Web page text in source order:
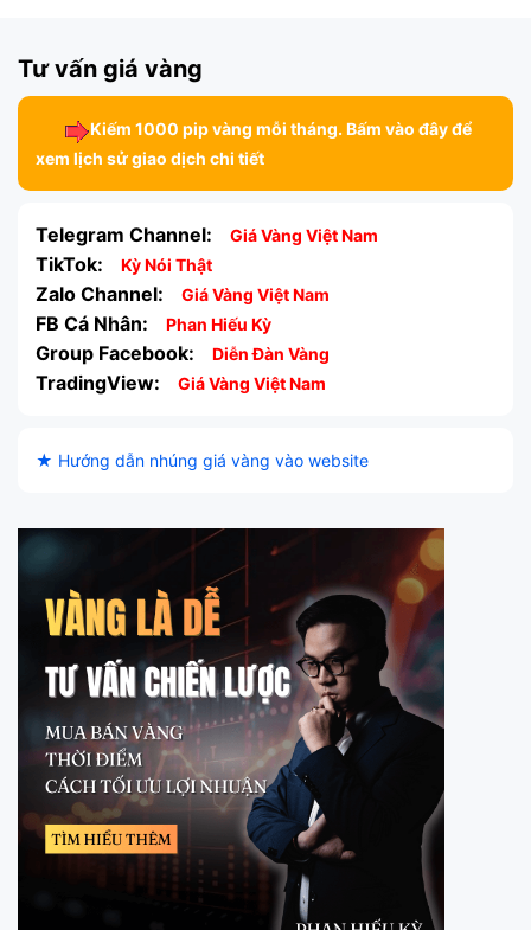
Tư vấn giá vàng
Kiếm 1000 pip vàng mỗi tháng. Bấm vào đây để
xem lịch sử giao dịch chi tiết
Telegram Channel: Giá Vàng Việt Nam
TikTok: Kỳ Nói Thật
Zalo Channel: Giá Vàng Việt Nam
FB Cá Nhân: Phan Hiếu Kỳ
Group Facebook: Diễn Đàn Vàng
TradingView: Giá Vàng Việt Nam
★ Hướng dẫn nhúng giá vàng vào website